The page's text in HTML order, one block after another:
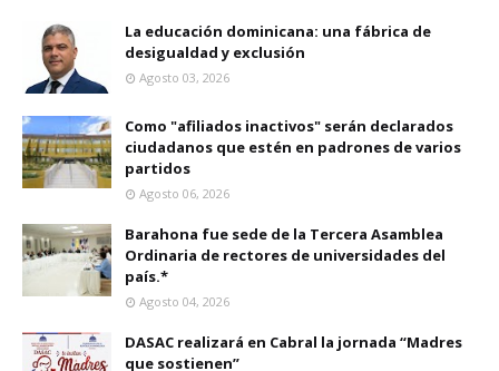
La educación dominicana: una fábrica de
desigualdad y exclusión
Agosto 03, 2026
Como "afiliados inactivos" serán declarados
ciudadanos que estén en padrones de varios
partidos
Agosto 06, 2026
Barahona fue sede de la Tercera Asamblea
Ordinaria de rectores de universidades del
país.*
Agosto 04, 2026
DASAC realizará en Cabral la jornada “Madres
que sostienen”